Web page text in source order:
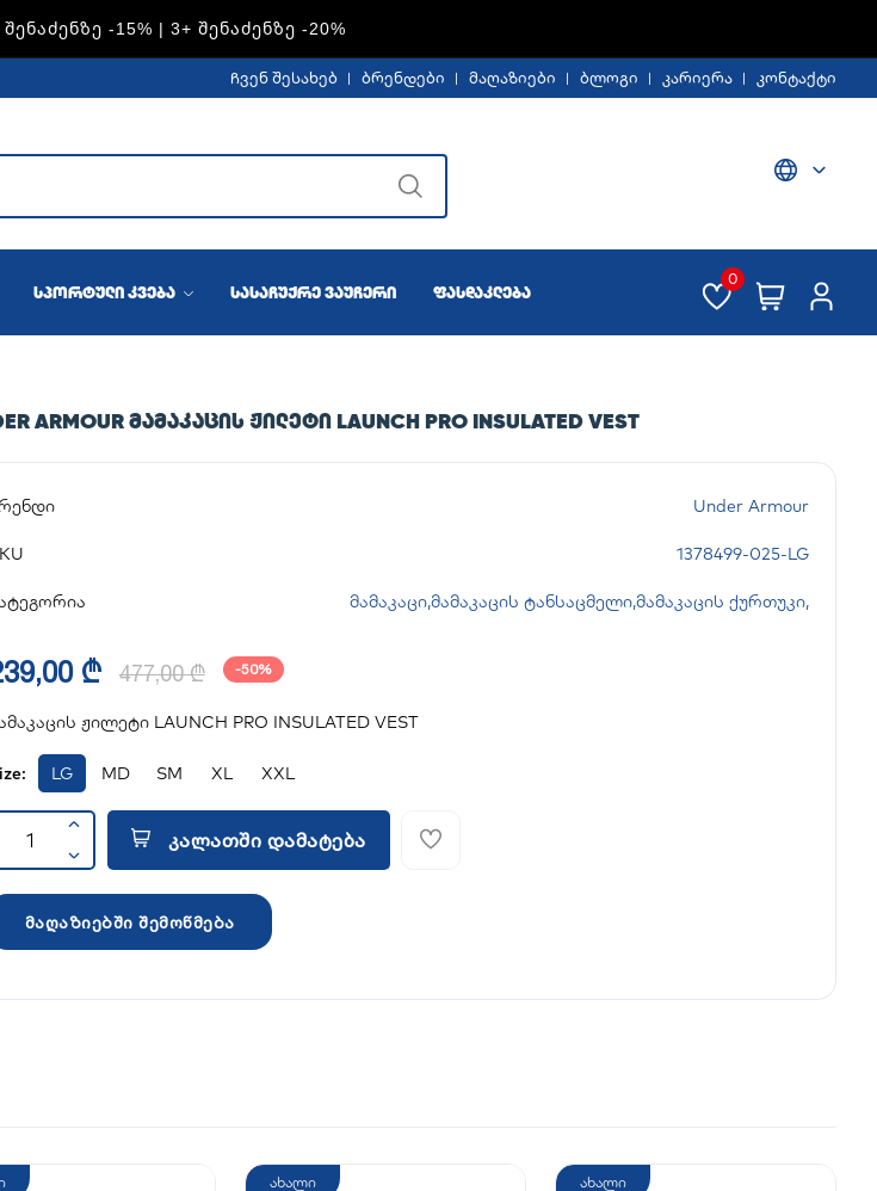
-15% | 3+ ᲨᲔᲜᲐᲫᲔᲜᲖᲔ -20%
ჩვენ შესახებ ბრენდები მაღაზიები ბლოგი კარიერა კონტაქტი
სპორტული კვება სასაჩუქრე ვაუჩერი ფასდაკლება
0
ARMOUR ᲛᲐᲛᲐᲙᲐᲪᲘᲡ ᲟᲘᲚᲔᲢᲘ LAUNCH PRO INSULATED VEST
Under Armour
1378499-025-LG
მამაკაცი,მამაკაცის ტანსაცმელი,მამაკაცის ქურთუკი,
₾ 477,00 ₾ -50%
ჟილეტი LAUNCH PRO INSULATED VEST
LG MD SM XL XXL
კალათში დამატება
მაღაზიებში შემოწმება
ახალი ახალი